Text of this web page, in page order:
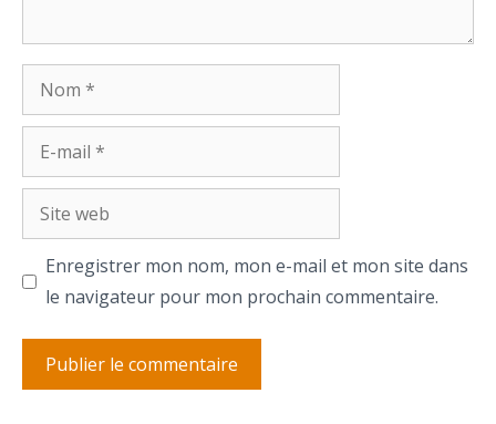
Nom
mail
Site
web
Enregistrer mon nom, mon e-mail et mon site dans
le navigateur pour mon prochain commentaire.